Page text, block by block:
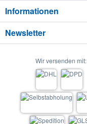
Informationen
Newsletter
Wir versenden mit: